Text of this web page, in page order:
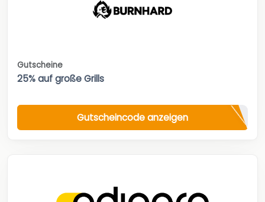
Gutscheine
25% auf große Grills
Gutscheincode anzeigen